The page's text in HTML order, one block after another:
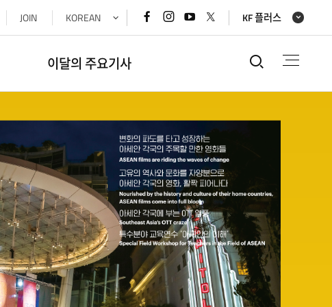
JOIN KOREAN 페이스북
바로가기
인스타그램
바로가기
유튜브
바로가기
x(트위터)
바로가기
KF 플러스
이달의 주요기사 통합검